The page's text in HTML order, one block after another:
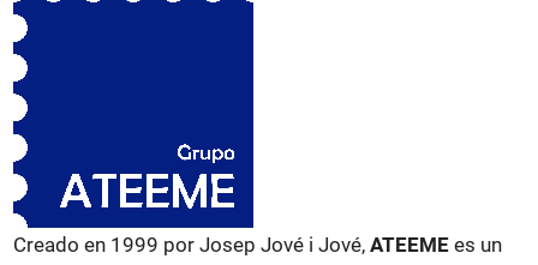
Creado en 1999 por Josep Jové i Jové,ATEEME es un